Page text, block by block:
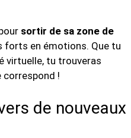
sortir de sa zone de
forts en émotions. Que tu
virtuelle, tu trouveras
!
de nouveaux